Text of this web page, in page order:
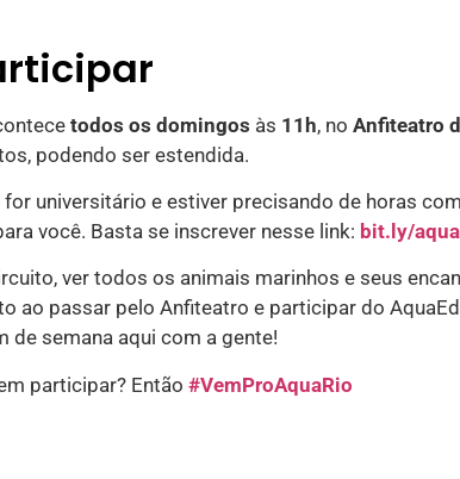
todos os domingos às 11h, no Anfiteatro
podendo ser estendida.
for universitário e estiver precisando de horas
você. Basta se inscrever nesse link: bit.ly/
ver todos os animais marinhos e seus
ao passar pelo Anfiteatro e participar do
de semana aqui com a gente!
participar? Então #VemProAquaRio